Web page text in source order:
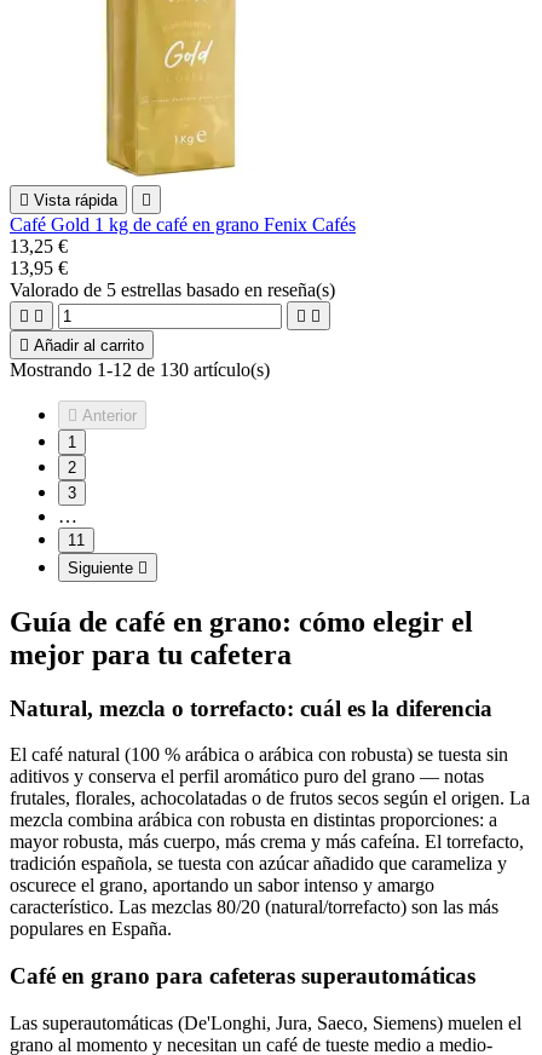
 Vista rápida 
Café Gold 1 kg de café en grano Fenix Cafés
13,25 €
13,95 €
Valorado de 5 estrellas basado en reseña(s)
   
 Añadir al carrito
Mostrando 1-12 de 130 artículo(s)
 Anterior
1
2
3
…
11
Siguiente 
Guía de café en grano: cómo elegir el
mejor para tu cafetera
Natural, mezcla o torrefacto: cuál es la diferencia
El café natural (100 % arábica o arábica con robusta) se tuesta sin
aditivos y conserva el perfil aromático puro del grano — notas
frutales, florales, achocolatadas o de frutos secos según el origen. La
mezcla combina arábica con robusta en distintas proporciones: a
mayor robusta, más cuerpo, más crema y más cafeína. El torrefacto,
tradición española, se tuesta con azúcar añadido que carameliza y
oscurece el grano, aportando un sabor intenso y amargo
característico. Las mezclas 80/20 (natural/torrefacto) son las más
populares en España.
Café en grano para cafeteras superautomáticas
Las superautomáticas (De'Longhi, Jura, Saeco, Siemens) muelen el
grano al momento y necesitan un café de tueste medio a medio-